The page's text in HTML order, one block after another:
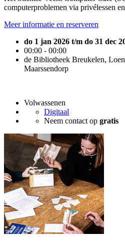
computerproblemen via privélessen
Meer informatie en reserveren
do 1 jan 2026 t/m do 31 dec
00:00 - 00:00
de Bibliotheek Breukelen,
Maarssendorp
Volwassenen
Digitaal
Neem contact op gratis